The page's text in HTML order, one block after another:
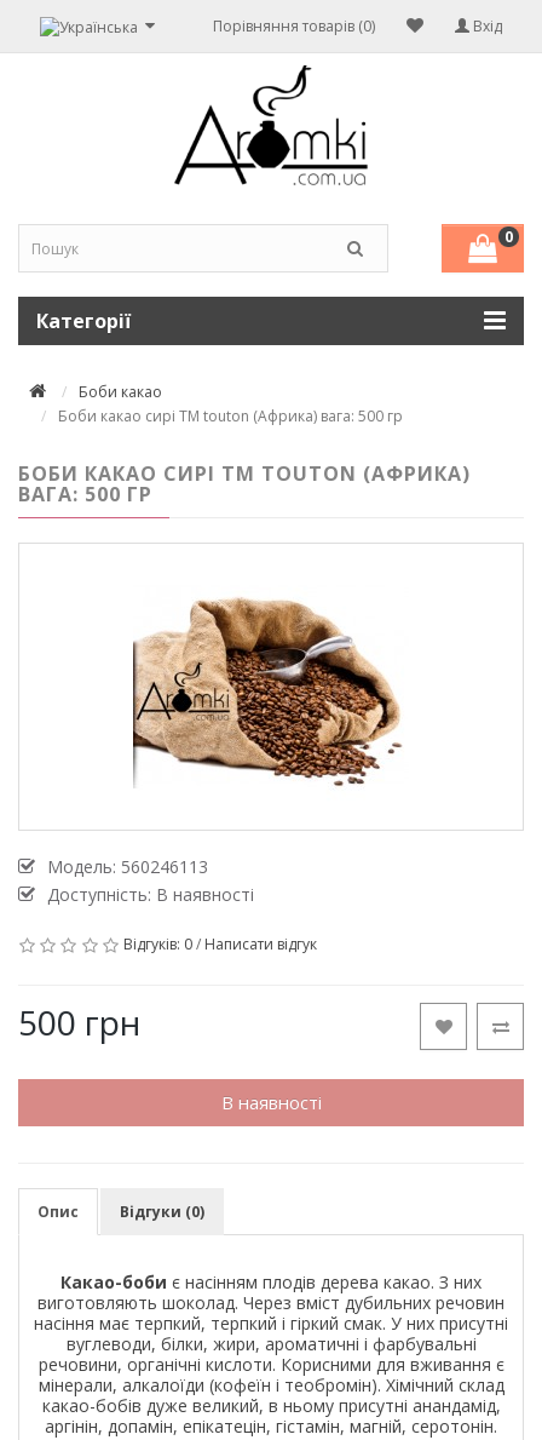
Вхід
Порівняння товарів (0)
0
Категорії
Боби какао
Боби какао сирі ТМ touton (Африка) вага: 500 гр
БОБИ КАКАО СИРІ ТМ TOUTON (АФРИКА)
ВАГА: 500 ГР
Модель: 560246113
Доступність: В наявності
Відгуків: 0/ Написати відгук
500 грн
В наявності
Опис Відгуки (0)
Какао-боби є насінням плодів дерева какао. З них
виготовляють шоколад. Через вміст дубильних речовин
насіння має терпкий, терпкий і гіркий смак. У них присутні
вуглеводи, білки, жири, ароматичні і фарбувальні
речовини, органічні кислоти. Корисними для вживання є
мінерали, алкалоїди (кофеїн і теобромін). Хімічний склад
какао-бобів дуже великий, в ньому присутні анандамід,
аргінін, допамін, епікатецін, гістамін, магній, серотонін.